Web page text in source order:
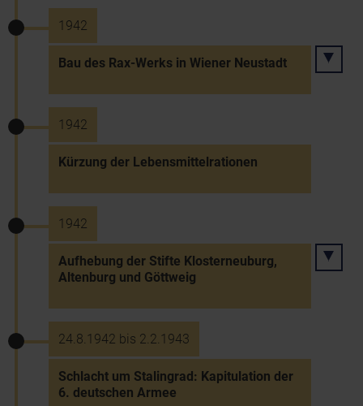
1942
Bau des Rax-Werks in Wiener Neustadt
1942
Kürzung der Lebensmittelrationen
1942
Aufhebung der Stifte Klosterneuburg,
Altenburg und Göttweig
24.8.1942 bis 2.2.1943
Schlacht um Stalingrad: Kapitulation der
6. deutschen Armee